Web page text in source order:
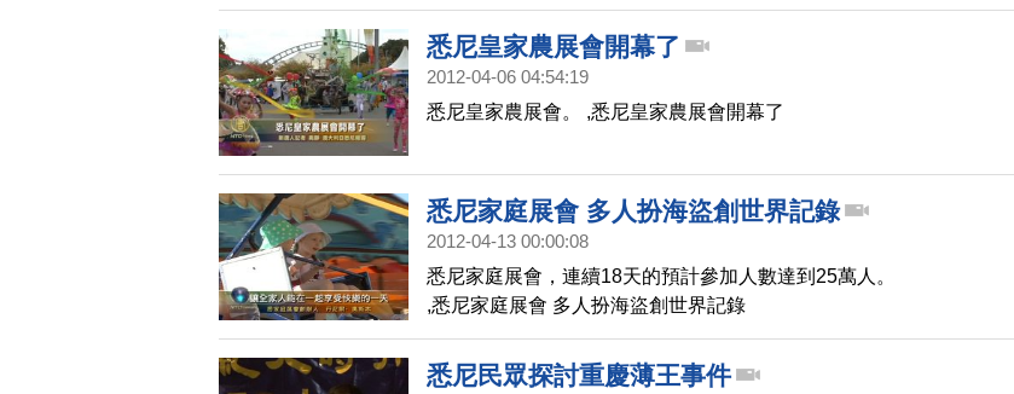
悉尼皇家農展會開幕了
2012-04-06 04:54:19
悉尼皇家農展會。 ,悉尼皇家農展會開幕了
悉尼家庭展會 多人扮海盜創世界記錄
2012-04-13 00:00:08
悉尼家庭展會，連續18天的預計參加人數達到25萬人。
,悉尼家庭展會 多人扮海盜創世界記錄
悉尼民眾探討重慶薄王事件